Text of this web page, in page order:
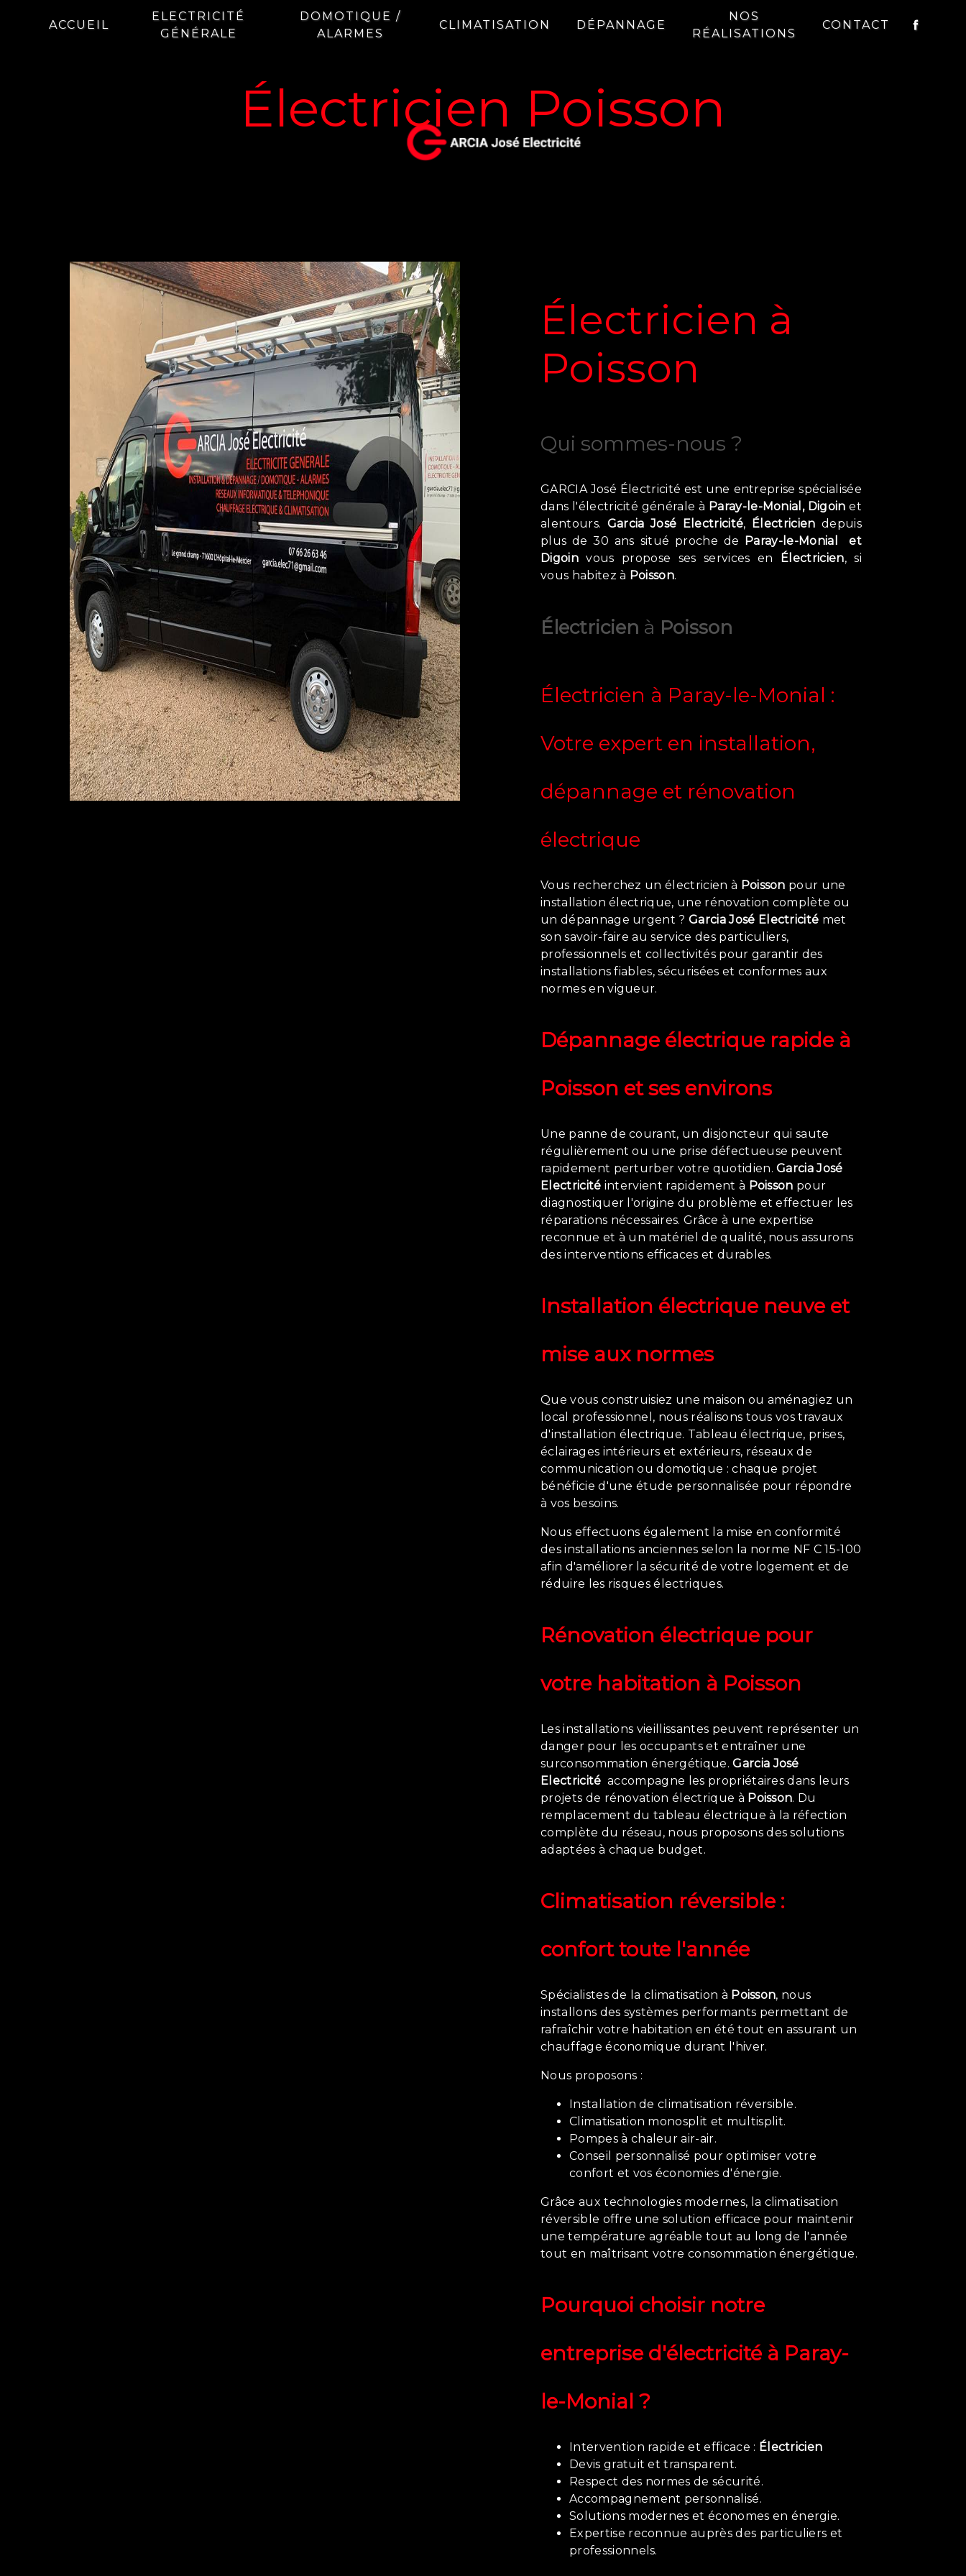
Panneau de gestion des cookies
ACCUEIL
ELECTRICITÉ
GÉNÉRALE
DOMOTIQUE /
ALARMES
CLIMATISATION DÉPANNAGE
NOS
RÉALISATIONS
CONTACT
Électricien Poisson
Électricien à
Poisson
Qui sommes-nous ?
GARCIA José Électricité est une entreprise spécialisée
dans l'électricité générale à Paray-le-Monial, Digoin et
alentours. Garcia José Electricité, Électriciendepuis
plus de 30 ans situé proche de Paray-le-Monial et
Digoinvous propose ses services en Électricien, si
vous habitez à Poisson.
Électricien à Poisson
Électricien à Paray-le-Monial :
Votre expert en installation,
dépannage et rénovation
électrique
Vous recherchez un électricien à Poisson pour une
installation électrique, une rénovation complète ou
un dépannage urgent ?Garcia José Electricité met
son savoir-faire au service des particuliers,
professionnels et collectivités pour garantir des
installations fiables, sécurisées et conformes aux
normes en vigueur.
Dépannage électrique rapide à
Poisson et ses environs
Une panne de courant, un disjoncteur qui saute
régulièrement ou une prise défectueuse peuvent
rapidement perturber votre quotidien.Garcia José
Electricité intervient rapidement à Poisson pour
diagnostiquer l'origine du problème et effectuer les
réparations nécessaires. Grâce à une expertise
reconnue et à un matériel de qualité, nous assurons
des interventions efficaces et durables.
Installation électrique neuve et
mise aux normes
Que vous construisiez une maison ou aménagiez un
local professionnel, nous réalisons tous vos travaux
d'installation électrique. Tableau électrique, prises,
éclairages intérieurs et extérieurs, réseaux de
communication ou domotique : chaque projet
bénéficie d'une étude personnalisée pour répondre
à vos besoins.
Nous effectuons également la mise en conformité
des installations anciennes selon la norme NF C 15-100
afin d'améliorer la sécurité de votre logement et de
réduire les risques électriques.
Rénovation électrique pour
votre habitation à Poisson
Les installations vieillissantes peuvent représenter un
danger pour les occupants et entraîner une
surconsommation énergétique.Garcia José
Electricité accompagne les propriétaires dans leurs
projets de rénovation électrique à Poisson. Du
remplacement du tableau électrique à la réfection
complète du réseau, nous proposons des solutions
adaptées à chaque budget.
Climatisation réversible :
confort toute l'année
Spécialistes de la climatisation à Poisson, nous
installons des systèmes performants permettant de
rafraîchir votre habitation en été tout en assurant un
chauffage économique durant l'hiver.
Nous proposons :
Installation de climatisation réversible.
Climatisation monosplit et multisplit.
Pompes à chaleur air-air.
Conseil personnalisé pour optimiser votre
confort et vos économies d'énergie.
Grâce aux technologies modernes, la climatisation
réversible offre une solution efficace pour maintenir
une température agréable tout au long de l'année
tout en maîtrisant votre consommation énergétique.
Pourquoi choisir notre
entreprise d'électricité à Paray-
le-Monial ?
Intervention rapide et efficace : Électricien
Devis gratuit et transparent.
Respect des normes de sécurité.
Accompagnement personnalisé.
Solutions modernes et économes en énergie.
Expertise reconnue auprès des particuliers et
professionnels.